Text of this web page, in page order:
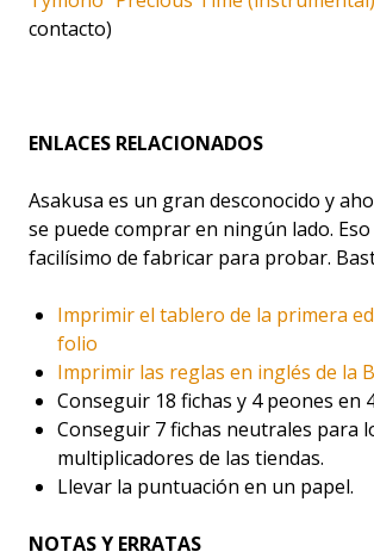
contacto)
ENLACES RELACIONADOS
Asakusa es un gran desconocido y
se puede comprar en ningún lado. Eso
facilísimo de fabricar para probar.
Imprimir el tablero de la primera
folio
Imprimir las reglas en inglés de la
Conseguir 18 fichas y 4 peones en
Conseguir 7 fichas neutrales para
multiplicadores de las tiendas.
Llevar la puntuación en un papel.
NOTAS Y ERRATAS